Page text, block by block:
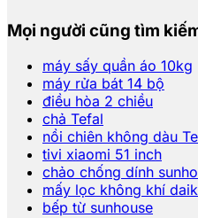
Mọi người cũng tìm
máy sấy quần áo 10kg
máy rửa bát 14 bộ
điều hòa 2 chiều
chả Tefal
nồi chiên không dàu
tivi xiaomi 51 inch
chảo chống dính
mấy lọc không khí
bếp từ sunhouse